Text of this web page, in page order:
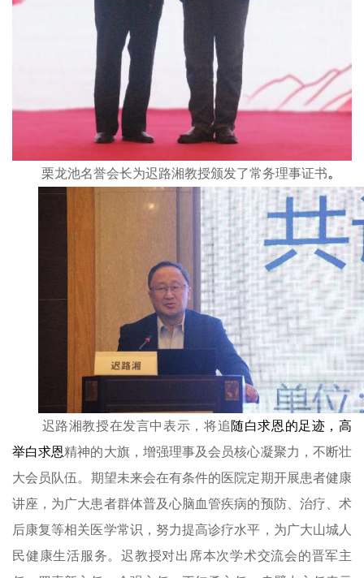
栗龙池名誉会长为迟路湘教授颁发了常务理事证书。
迟路湘教授在发言中表示，将追 随白求恩的足迹，高
举白求恩精神的大旗，增强理事及会员核心凝聚力， 不断壮
大会员队伍。 期望未来会在有条件的医院定期开展患者健康
讲座，为广大患者群体普及心脑血管疾病的预防、治疗、术
后康复等相关医学常识，努力提高诊疗水平，为广大山城人
民健康生活服务。迟教授对出席本次学术交流会的晋军主